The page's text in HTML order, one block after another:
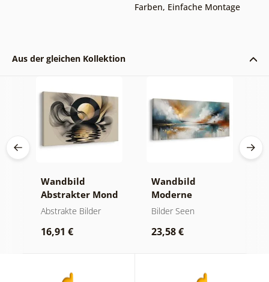
Farben, Einfache Montage
Aus der gleichen Kollektion
Wandbild
Abstrakter Mond
am Wasser
Abstrakte Bilder
16,91 €
Wandbild
Moderne
Abstraktion mit
Bilder Seen
23,58 €